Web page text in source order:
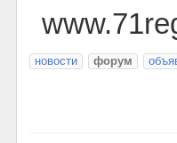
новости форум